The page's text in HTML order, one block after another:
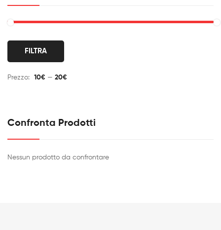
FILTRA
Prezzo: 10€ — 20€
Confronta Prodotti
Nessun prodotto da confrontare